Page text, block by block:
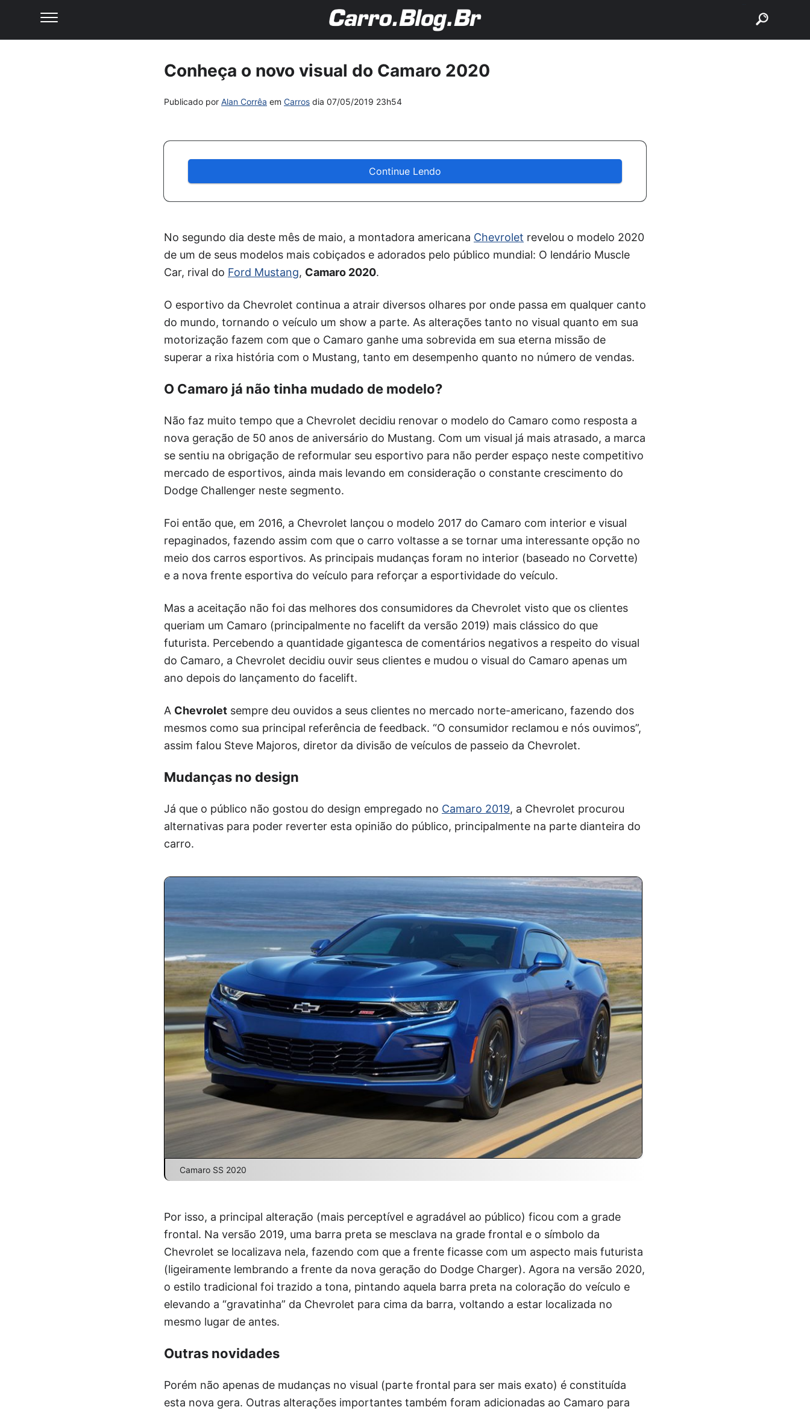
Conheça o novo visual do Camaro 2020
Publicado por Alan Corrêa em Carros dia 07/05/2019 23h54
Continue Lendo
No segundo dia deste mês de maio, a montadora americana Chevrolet revelou o modelo 2020
de um de seus modelos mais cobiçados e adorados pelo público mundial: O lendário Muscle
Car, rival do Ford Mustang, Camaro 2020.
O esportivo da Chevrolet continua a atrair diversos olhares por onde passa em qualquer canto
do mundo, tornando o veículo um show a parte. As alterações tanto no visual quanto em sua
motorização fazem com que o Camaro ganhe uma sobrevida em sua eterna missão de
superar a rixa história com o Mustang, tanto em desempenho quanto no número de vendas.
O Camaro já não tinha mudado de modelo?
Não faz muito tempo que a Chevrolet decidiu renovar o modelo do Camaro como resposta a
nova geração de 50 anos de aniversário do Mustang. Com um visual já mais atrasado, a marca
se sentiu na obrigação de reformular seu esportivo para não perder espaço neste competitivo
mercado de esportivos, ainda mais levando em consideração o constante crescimento do
Dodge Challenger neste segmento.
Foi então que, em 2016, a Chevrolet lançou o modelo 2017 do Camaro com interior e visual
repaginados, fazendo assim com que o carro voltasse a se tornar uma interessante opção no
meio dos carros esportivos. As principais mudanças foram no interior (baseado no Corvette)
e a nova frente esportiva do veículo para reforçar a esportividade do veículo.
Mas a aceitação não foi das melhores dos consumidores da Chevrolet visto que os clientes
queriam um Camaro (principalmente no facelift da versão 2019) mais clássico do que
futurista. Percebendo a quantidade gigantesca de comentários negativos a respeito do visual
do Camaro, a Chevrolet decidiu ouvir seus clientes e mudou o visual do Camaro apenas um
ano depois do lançamento do facelift.
A Chevrolet sempre deu ouvidos a seus clientes no mercado norte-americano, fazendo dos
mesmos como sua principal referência de feedback. “O consumidor reclamou e nós ouvimos”,
assim falou Steve Majoros, diretor da divisão de veículos de passeio da Chevrolet.
Mudanças no design
Já que o público não gostou do design empregado no Camaro 2019, a Chevrolet procurou
alternativas para poder reverter esta opinião do público, principalmente na parte dianteira do
carro.
Camaro SS 2020
Por isso, a principal alteração (mais perceptível e agradável ao público) ficou com a grade
frontal. Na versão 2019, uma barra preta se mesclava na grade frontal e o símbolo da
Chevrolet se localizava nela, fazendo com que a frente ficasse com um aspecto mais futurista
(ligeiramente lembrando a frente da nova geração do Dodge Charger). Agora na versão 2020,
o estilo tradicional foi trazido a tona, pintando aquela barra preta na coloração do veículo e
elevando a “gravatinha” da Chevrolet para cima da barra, voltando a estar localizada no
mesmo lugar de antes.
Outras novidades
Porém não apenas de mudanças no visual (parte frontal para ser mais exato) é constituída
esta nova gera. Outras alterações importantes também foram adicionadas ao Camaro para